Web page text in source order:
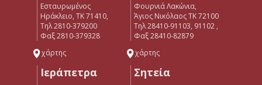
Εσταυρωμένος
Ηράκλειο, ΤΚ 71410,
Τηλ 2810-379200
Φαξ 2810-379328
χάρτης
Φουρνιά Λακώνια,
Άγιος Νικόλαος ΤΚ 72100
Τηλ 28410-91103, 91102 ,
Φαξ 28410-82879
χάρτης
Ιεράπετρα Σητεία